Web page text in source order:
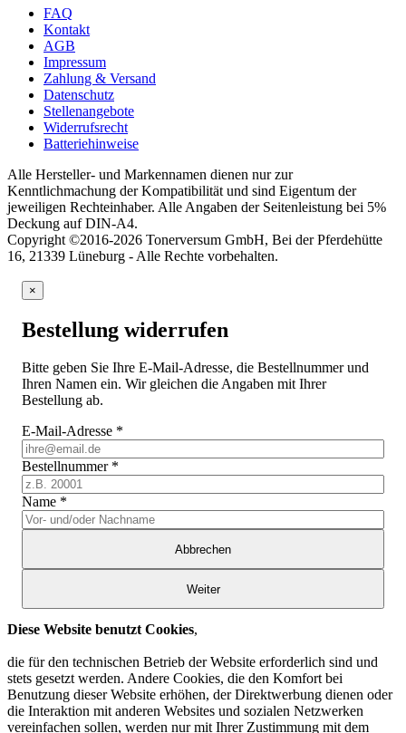
FAQ
Kontakt
AGB
Impressum
Zahlung & Versand
Datenschutz
Stellenangebote
Widerrufsrecht
Batteriehinweise
Alle Hersteller- und Markennamen dienen nur zur
Kenntlichmachung der Kompatibilität und sind Eigentum der
jeweiligen Rechteinhaber. Alle Angaben der Seitenleistung bei 5%
Deckung auf DIN-A4.
Copyright ©2016-2026 Tonerversum GmbH, Bei der Pferdehütte
16, 21339 Lüneburg - Alle Rechte vorbehalten.
×
Bestellung widerrufen
Bitte geben Sie Ihre E-Mail-Adresse, die Bestellnummer und
Ihren Namen ein. Wir gleichen die Angaben mit Ihrer
Bestellung ab.
E-Mail-Adresse *
Bestellnummer *
Name *
Abbrechen
Weiter
Diese Website benutzt Cookies,
die für den technischen Betrieb der Website erforderlich sind und
stets gesetzt werden. Andere Cookies, die den Komfort bei
Benutzung dieser Website erhöhen, der Direktwerbung dienen oder
die Interaktion mit anderen Websites und sozialen Netzwerken
vereinfachen sollen, werden nur mit Ihrer Zustimmung mit dem